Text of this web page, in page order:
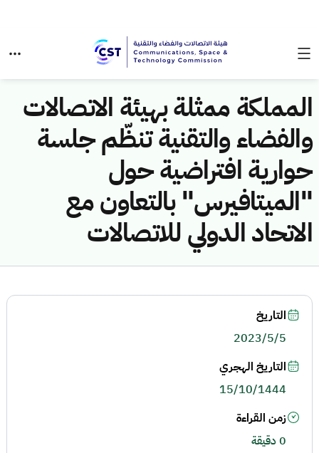
المملكة ممثلة بهيئة الاتصالات
والفضاء والتقنية تنظّم جلسة
حوارية افتراضية حول
"الميتافيرس" بالتعاون مع
الاتحاد الدولي للاتصالات
التاريخ
2023/5/5
التاريخ الهجري
15/10/1444
زمن القراءة
0 دقيقة